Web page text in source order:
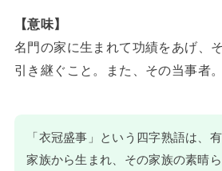
【意味】
名門の家に生まれて功績をあげ、
引き継ぐこと。また、その当事者。
「衣冠盛事」という四字熟語は、
家族から生まれ、その家族の素晴